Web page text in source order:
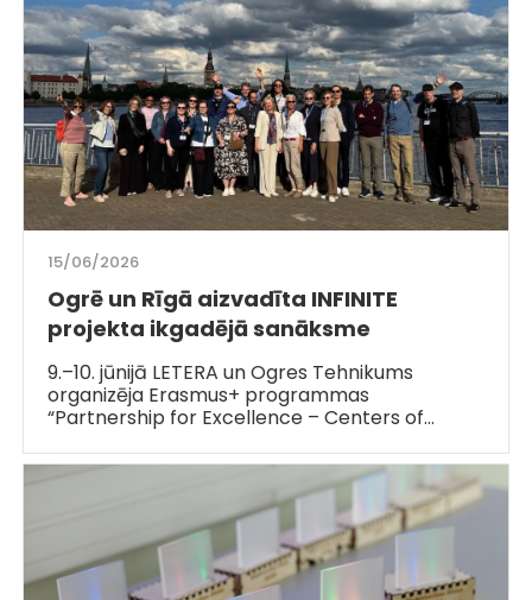
15/06/2026
Ogrē un Rīgā aizvadīta INFINITE
projekta ikgadējā sanāksme
9.–10. jūnijā LETERA un Ogres Tehnikums
organizēja Erasmus+ programmas
“Partnership for Excellence – Centers of…